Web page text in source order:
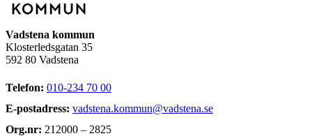
Vadstena kommun
Klosterledsgatan 35
592 80 Vadstena
Telefon: 010-234 70 00
E-postadress: vadstena.kommun@vadstena.se
Org.nr: 212000 – 2825